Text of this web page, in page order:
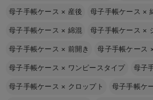
母子手帳ケース × 産後 母子手帳ケース ×
母子手帳ケース × 綿混 母子手帳ケース ×
母子手帳ケース × 前開き 母子手帳ケース
母子手帳ケース × ワンピースタイプ 母子
母子手帳ケース × クロップト 母子手帳ケ